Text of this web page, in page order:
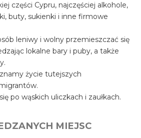
części Cypru, najczęściej alkohole,
buty, sukienki i inne firmowe
leniwy i wolny przemieszczać się
lokalne bary i puby, a także
życie tutejszych
po wąskich uliczkach i zaułkach.
MIEJSC